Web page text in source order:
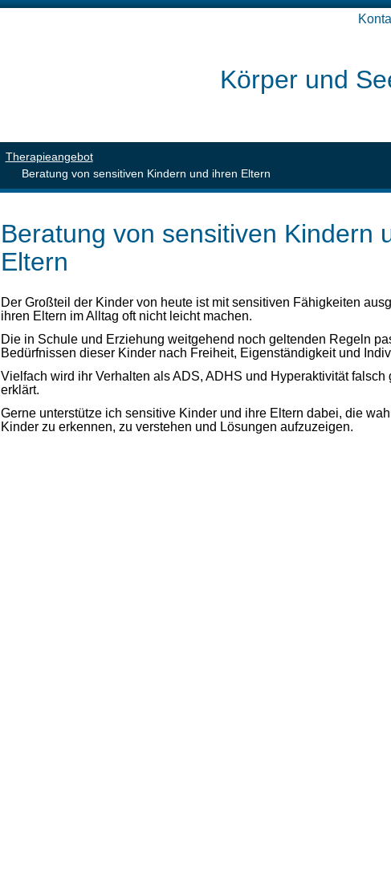
Körper und
Therapieangebot
Beratung von sensitiven Kindern und ihren Eltern
Beratung von sensitiven Kindern
Eltern
Der Großteil der Kinder von heute ist mit sensitiven Fähigkeiten
ihren Eltern im Alltag oft nicht leicht machen.
Die in Schule und Erziehung weitgehend noch geltenden Regeln
Bedürfnissen dieser Kinder nach Freiheit, Eigenständigkeit und
Vielfach wird ihr Verhalten als ADS, ADHS und Hyperaktivität falsch
erklärt.
Gerne unterstütze ich sensitive Kinder und ihre Eltern dabei, die
Kinder zu erkennen, zu verstehen und Lösungen aufzuzeigen.